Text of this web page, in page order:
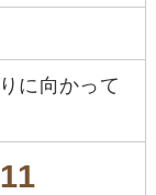
に向かって